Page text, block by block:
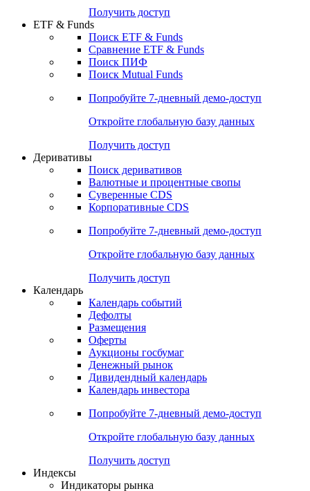
Попробуйте7-дневный
Откройте глобальную базу данных
Получить доступ
ETF & Funds
Сравнение ETF & Funds
Поиск Mutual Funds
Попробуйте7-дневный
Откройте глобальную базу данных
Получить доступ
Деривативы
Валютные и процентные свопы
Корпоративные CDS
Попробуйте7-дневный
Откройте глобальную базу данных
Получить доступ
Календарь
Календарь событий
Дефолты
Размещения
Оферты
Денежный рынок
Календарь инвестора
Попробуйте7-дневный
Откройте глобальную базу данных